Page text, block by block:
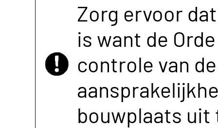
Zorg ervoor
is want de
controle van
bouwplaats uit